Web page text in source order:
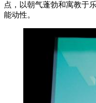
点，以朝气蓬勃和寓教于
能动性。